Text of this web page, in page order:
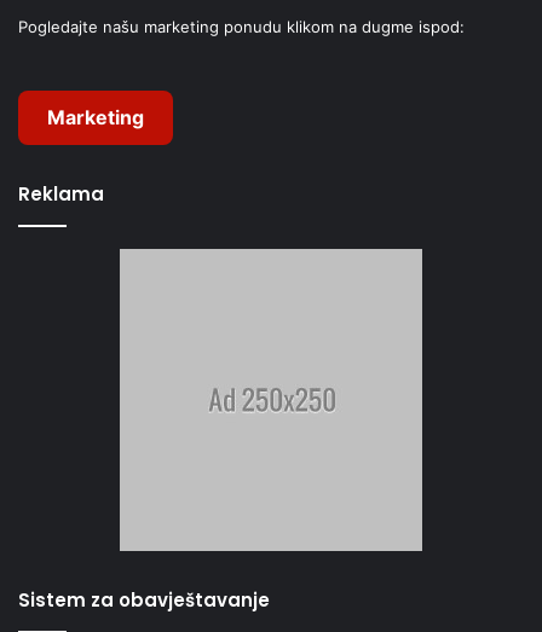
Pogledajte našu marketing ponudu klikom na dugme ispod:
Marketing
Reklama
Sistem za obavještavanje